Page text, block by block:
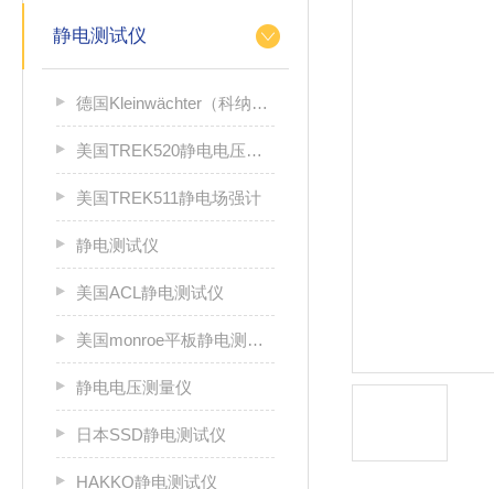
静电测试仪
德国Kleinwächter（科纳沃茨特）静电测试仪
美国TREK520静电电压测试仪
美国TREK511静电场强计
静电测试仪
美国ACL静电测试仪
美国monroe平板静电测试仪
静电电压测量仪
日本SSD静电测试仪
HAKKO静电测试仪